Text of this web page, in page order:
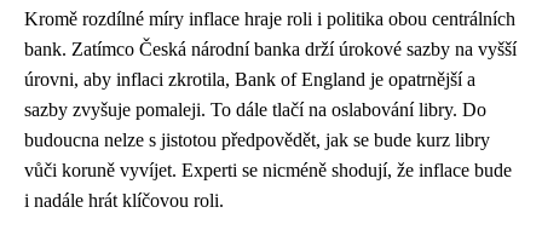
Kromě rozdílné míry inflace hraje roli i politika obou centrálních
bank. Zatímco Česká národní banka drží úrokové sazby na vyšší
úrovni, aby inflaci zkrotila, Bank of England je opatrnější a
sazby zvyšuje pomaleji. To dále tlačí na oslabování libry. Do
budoucna nelze s jistotou předpovědět, jak se bude kurz libry
vůči koruně vyvíjet. Experti se nicméně shodují, že inflace bude
i nadále hrát klíčovou roli.